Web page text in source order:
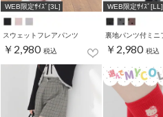
WEB限定ｻｲｽﾞ[3L]
スウェットフレアパンツ
￥2,980 税込
WEB限定ｻｲｽﾞ[LL]
￥2,980 税込